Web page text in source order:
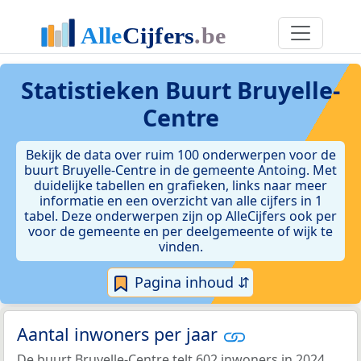
Statistieken Buurt Bruyelle-
Centre
Bekijk de data over ruim 100 onderwerpen voor de
buurt Bruyelle-Centre in de gemeente Antoing. Met
duidelijke tabellen en grafieken, links naar meer
informatie en een overzicht van alle cijfers in 1
tabel. Deze onderwerpen zijn op AlleCijfers ook per
voor de gemeente en per deelgemeente of wijk te
vinden.
Pagina inhoud ⇵
Aantal inwoners per jaar